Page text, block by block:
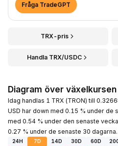
Fråga TradeGPT
TRX-pris
Handla TRX/USDC
Diagram över
Idag handlas 1 TRX (TRON) till
USD har down med 0.15 % under de
med 0.54 % under den senaste
0.27 % under de senaste 30 dagarna.
24H 7D 14D 30D 60D